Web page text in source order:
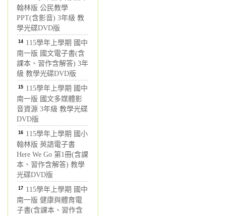
翰林版 公民教學
PPT(含影音) 3年級 教
學光碟DVD版
14 115學年上學期 國中
南一版 國文電子書(含
課本、習作含解答) 3年
級 教學光碟DVD版
15 115學年上學期 國中
南一版 國文多媒體影
音資源 3年級 教學光碟
DVD版
16 115學年上學期 國小
翰林版 英語電子書
Here We Go 第1冊(含課
本、習作含解答) 教學
光碟DVD版
17 115學年上學期 國中
南一版 健康與體育電
子書(含課本、習作含